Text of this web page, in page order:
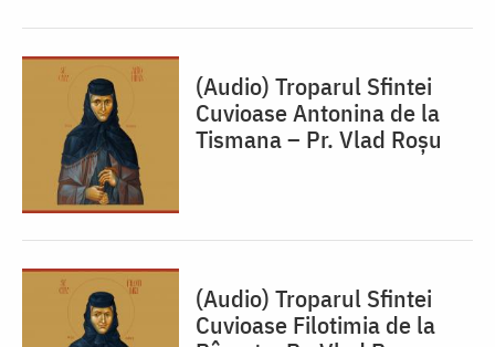
(Audio) Troparul Sfintei
Cuvioase Antonina de la
Tismana – Pr. Vlad Roșu
(Audio) Troparul Sfintei
Cuvioase Filotimia de la